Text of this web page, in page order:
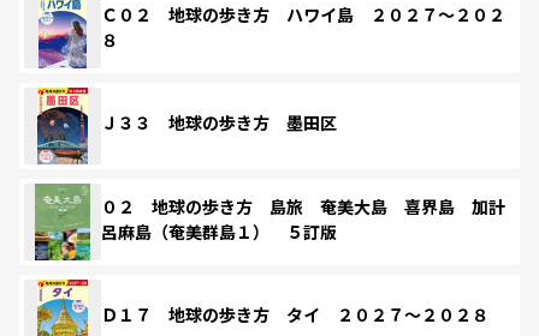
Ｃ０２ 地球の歩き方 ハワイ島 ２０２７～２０２
８
Ｊ３３ 地球の歩き方 墨田区
０２ 地球の歩き方 島旅 奄美大島 喜界島 加計
呂麻島（奄美群島１） ５訂版
Ｄ１７ 地球の歩き方 タイ ２０２７～２０２８